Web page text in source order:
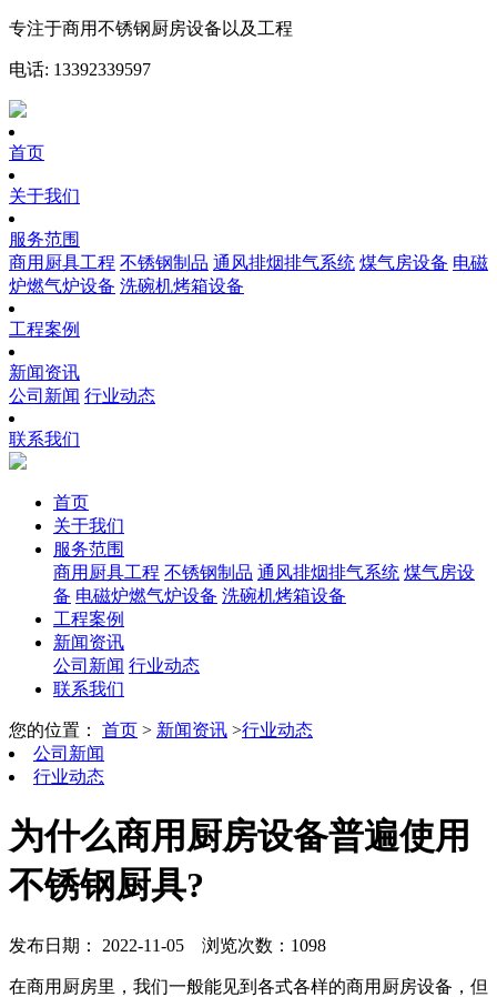
专注于商用不锈钢厨房设备以及工程
电话: 13392339597
首页
关于我们
服务范围
商用厨具工程 不锈钢制品 通风排烟排气系统 煤气房设备 电磁
炉燃气炉设备 洗碗机烤箱设备
工程案例
新闻资讯
公司新闻 行业动态
联系我们
首页
关于我们
服务范围
商用厨具工程 不锈钢制品 通风排烟排气系统 煤气房设
备 电磁炉燃气炉设备 洗碗机烤箱设备
工程案例
新闻资讯
公司新闻 行业动态
联系我们
您的位置： 首页 > 新闻资讯 >行业动态
公司新闻
行业动态
为什么商用厨房设备普遍使用
不锈钢厨具?
发布日期： 2022-11-05 浏览次数：1098
在商用厨房里，我们一般能见到各式各样的商用厨房设备，但